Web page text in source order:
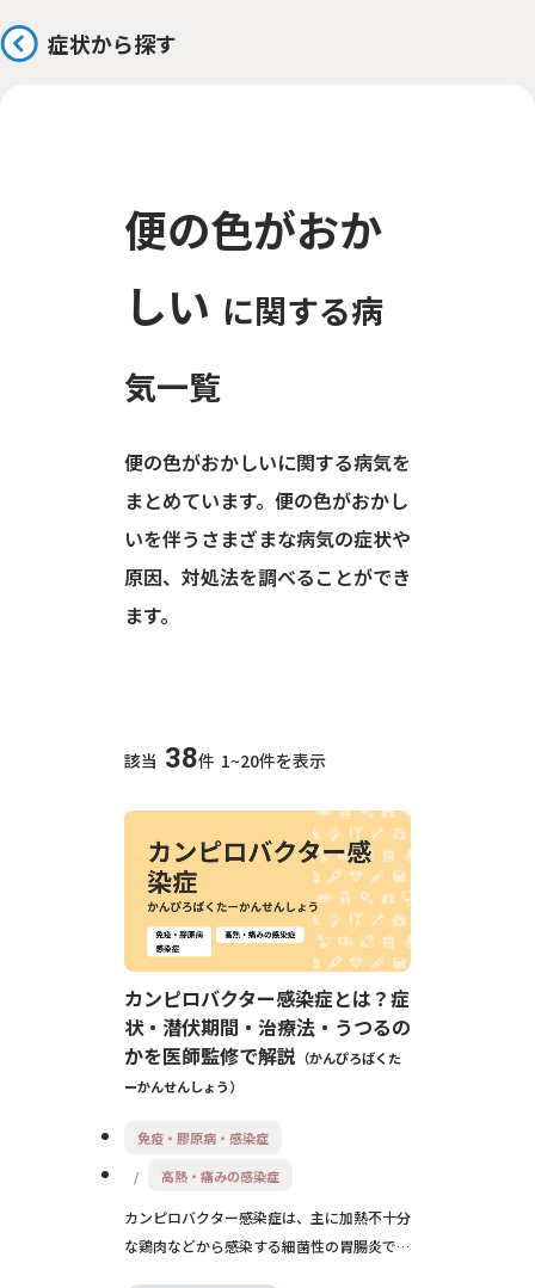
症状から探す
便の色がおか
しい に関する病
気一覧
便の色がおかしいに関する病気を
まとめています。便の色がおかし
いを伴うさまざまな病気の症状や
原因、対処法を調べることができ
ます。
該当 38件 1~20件を表示
カンピロバクター感染症とは？症
状・潜伏期間・治療法・うつるの
かを医師監修で解説
かんぴろばくた
ーかんせんしょう
免疫・膠原病・感染症
高熱・痛みの感染症
カンピロバクター感染症は、主に加熱不十分
な鶏肉などから感染する細菌性の胃腸炎で